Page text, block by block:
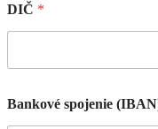
DIČ *
Bankové spojenie